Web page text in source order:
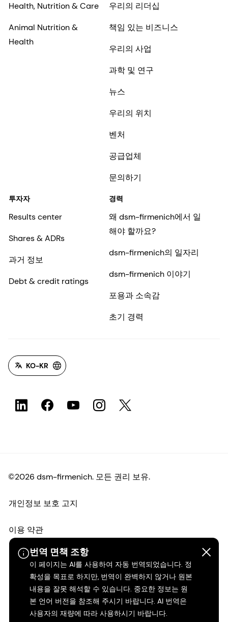
번역 면책 조항
이 페이지는 AI를 사용하여 자동 번역되었습니다. 정
확성을 목표로 하지만, 번역이 완벽하지 않거나 원본
내용을 잘못 해석할 수 있습니다. 중요한 정보는 원
본 언어 버전을 참조해 주시기 바랍니다. AI 번역은
사용자의 재량에 따라 사용하시기 바랍니다.
Health, Nutrition & Care
Animal Nutrition &
Health
우리의 리더십
책임 있는 비즈니스
우리의 사업
과학 및 연구
뉴스
우리의 위치
벤처
공급업체
문의하기
투자자
Results center
Shares & ADRs
과거 정보
Debt & credit ratings
경력
왜 dsm-firmenich에서 일
해야 할까요?
dsm-firmenich의 일자리
dsm-firmenich 이야기
포용과 소속감
초기 경력
KO-KR
©2026 dsm-firmenich. 모든 권리 보유.
개인정보 보호 고지
이용 약관
약관
캘리포니아 투명성
접근성 성명서